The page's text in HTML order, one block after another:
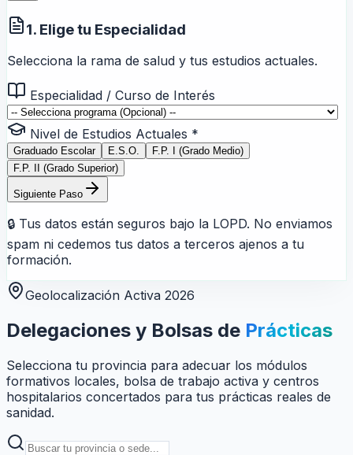
1. Elige tu Especialidad
Selecciona la rama de salud y tus estudios actuales.
Especialidad / Curso de Interés
Nivel de Estudios Actuales *
Graduado Escolar E.S.O.
F.P. I (Grado Medio)
F.P. II (Grado Superior)
Siguiente Paso
🔒 Tus datos están seguros bajo la LOPD. No enviamos
spam ni cedemos tus datos a terceros ajenos a tu
formación.
Geolocalización Activa 2026
Delegaciones y Bolsas de Prácticas
Selecciona tu provincia para adecuar los módulos
formativos locales, bolsa de trabajo activa y centros
hospitalarios concertados para tus prácticas reales de
sanidad.